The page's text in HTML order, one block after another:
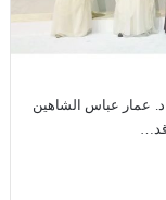
عمار عباس الشاهين
قد…